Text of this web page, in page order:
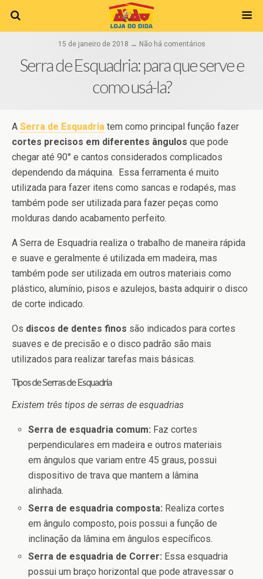
15 de janeiro de 2018 ↔ Não há comentários
Serra de Esquadria: para que serve e
como usá-la?
A Serra de Esquadria tem como principal função fazer
cortes precisos em diferentes ângulos que pode
chegar até 90° e cantos considerados complicados
dependendo da máquina. Essa ferramenta é muito
utilizada para fazer itens como sancas e rodapés, mas
também pode ser utilizada para fazer peças como
molduras dando acabamento perfeito.
A Serra de Esquadria realiza o trabalho de maneira rápida
e suave e geralmente é utilizada em madeira, mas
também pode ser utilizada em outros materiais como
plástico, alumínio, pisos e azulejos, basta adquirir o disco
de corte indicado.
Os discos de dentes finos são indicados para cortes
suaves e de precisão e o disco padrão são mais
utilizados para realizar tarefas mais básicas.
Tipos de Serras de Esquadria
Existem três tipos de serras de esquadrias
Serra de esquadria comum: Faz cortes
perpendiculares em madeira e outros materiais
em ângulos que variam entre 45 graus, possui
dispositivo de trava que mantem a lâmina
alinhada.
Serra de esquadria composta: Realiza cortes
em ângulo composto, pois possui a função de
inclinação da lâmina em ângulos específicos.
Serra de esquadria de Correr: Essa esquadria
possui um braço horizontal que pode atravessar o